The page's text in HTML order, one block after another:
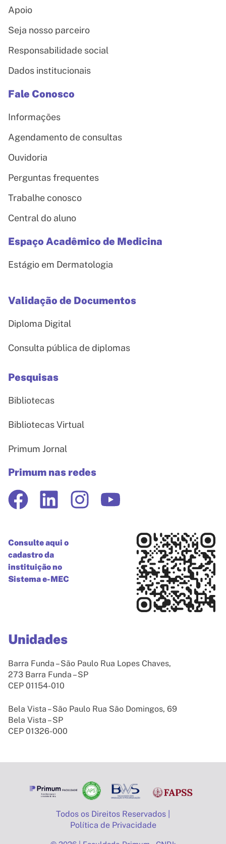
Apoio
Seja nosso parceiro
Responsabilidade social
Dados institucionais
Fale Conosco
Informações
Agendamento de consultas
Ouvidoria
Perguntas frequentes
Trabalhe conosco
Central do aluno
Espaço Acadêmico de Medicina
Estágio em Dermatologia
Validação de Documentos
Diploma Digital
Consulta pública de diplomas
Pesquisas
Bibliotecas
Bibliotecas Virtual
Primum Jornal
Primum nas redes
Consulte aqui o
cadastro da
instituição no
Sistema e-MEC
Unidades
Barra Funda – São Paulo Rua Lopes Chaves,
273 Barra Funda – SP
CEP 01154-010
Bela Vista – São Paulo Rua São Domingos, 69
Bela Vista – SP
CEP 01326-000
Todos os Direitos Reservados |
Política de Privacidade